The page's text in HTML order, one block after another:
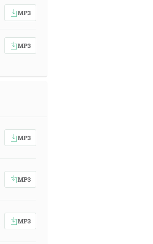
MP3
MP3
MP3
MP3
MP3